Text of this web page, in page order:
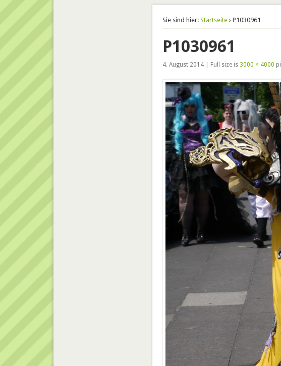
Sie sind hier: Startseite › P1030961
P1030961
4. August 2014 | Full size is 3000 × 4000